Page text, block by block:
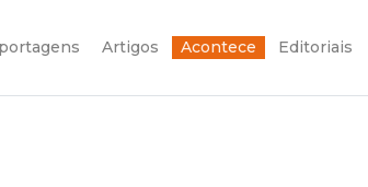
Artigos Acontece Editoriais